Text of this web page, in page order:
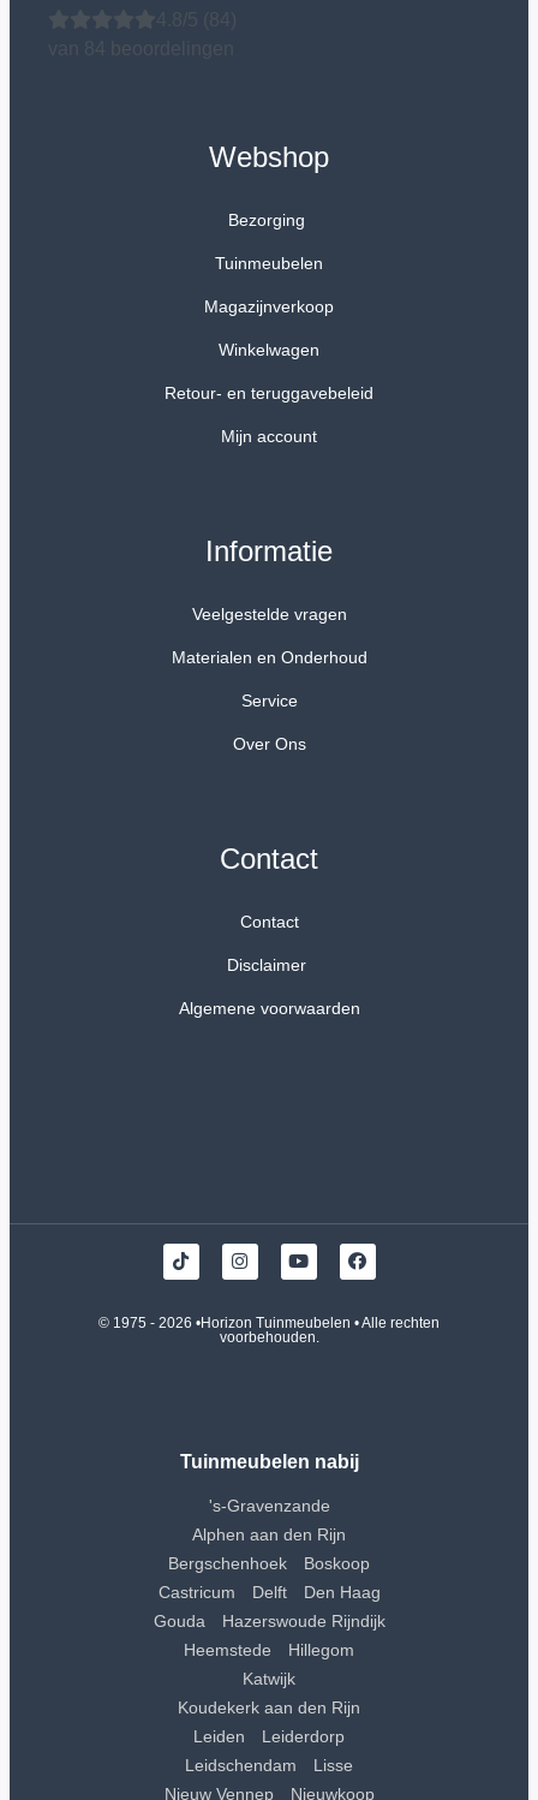
4.8/5
(84)
van 84 beoordelingen
Webshop
Bezorging
Tuinmeubelen
Magazijnverkoop
Winkelwagen
Retour- en teruggavebeleid
Mijn account
Informatie
Veelgestelde vragen
Materialen en Onderhoud
Service
Over Ons
Contact
Contact
Disclaimer
Algemene voorwaarden
© 1975 - 2026 •Horizon Tuinmeubelen • Alle rechten
voorbehouden.
Tuinmeubelen nabij
's-Gravenzande
Alphen aan den Rijn
Bergschenhoek
Boskoop
Castricum
Delft
Den Haag
Gouda
Hazerswoude Rijndijk
Heemstede
Hillegom
Katwijk
Koudekerk aan den Rijn
Leiden
Leiderdorp
Leidschendam
Lisse
Nieuw Vennep
Nieuwkoop